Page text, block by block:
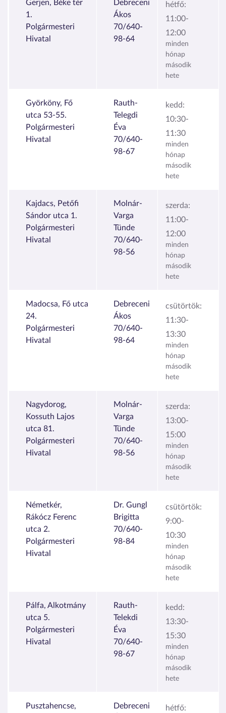
Gerjen, Béke tér
1.
Polgármesteri
Hivatal
Debreceni
Ákos
70/640-
98-64
hétfő:
11:00-
12:00
minden
hónap
második
hete
Györköny, Fő
utca 53-55.
Polgármesteri
Hivatal
Rauth-
Telegdi
Éva
70/640-
98-67
kedd:
10:30-
11:30
minden
hónap
második
hete
Kajdacs, Petőfi
Sándor utca 1.
Polgármesteri
Hivatal
Molnár-
Varga
Tünde
70/640-
98-56
szerda:
11:00-
12:00
minden
hónap
második
hete
Madocsa, Fő utca
24.
Polgármesteri
Hivatal
Debreceni
Ákos
70/640-
98-64
csütörtök:
11:30-
13:30
minden
hónap
második
hete
Nagydorog,
Kossuth Lajos
utca 81.
Polgármesteri
Hivatal
Molnár-
Varga
Tünde
70/640-
98-56
szerda:
13:00-
15:00
minden
hónap
második
hete
Németkér,
Rákócz Ferenc
utca 2.
Polgármesteri
Hivatal
Dr. Gungl
Brigitta
70/640-
98-84
csütörtök:
9:00-
10:30
minden
hónap
második
hete
Pálfa, Alkotmány
utca 5.
Polgármesteri
Hivatal
Rauth-
Telekdi
Éva
70/640-
98-67
kedd:
13:30-
15:30
minden
hónap
második
hete
Pusztahencse,
Debreceni
hétfő: